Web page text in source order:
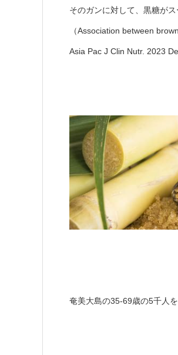
そのガンに対して、黒糖が
（Association between
Asia Pac J Clin Nutr. 2023
奄美大島の35-69歳の5千人